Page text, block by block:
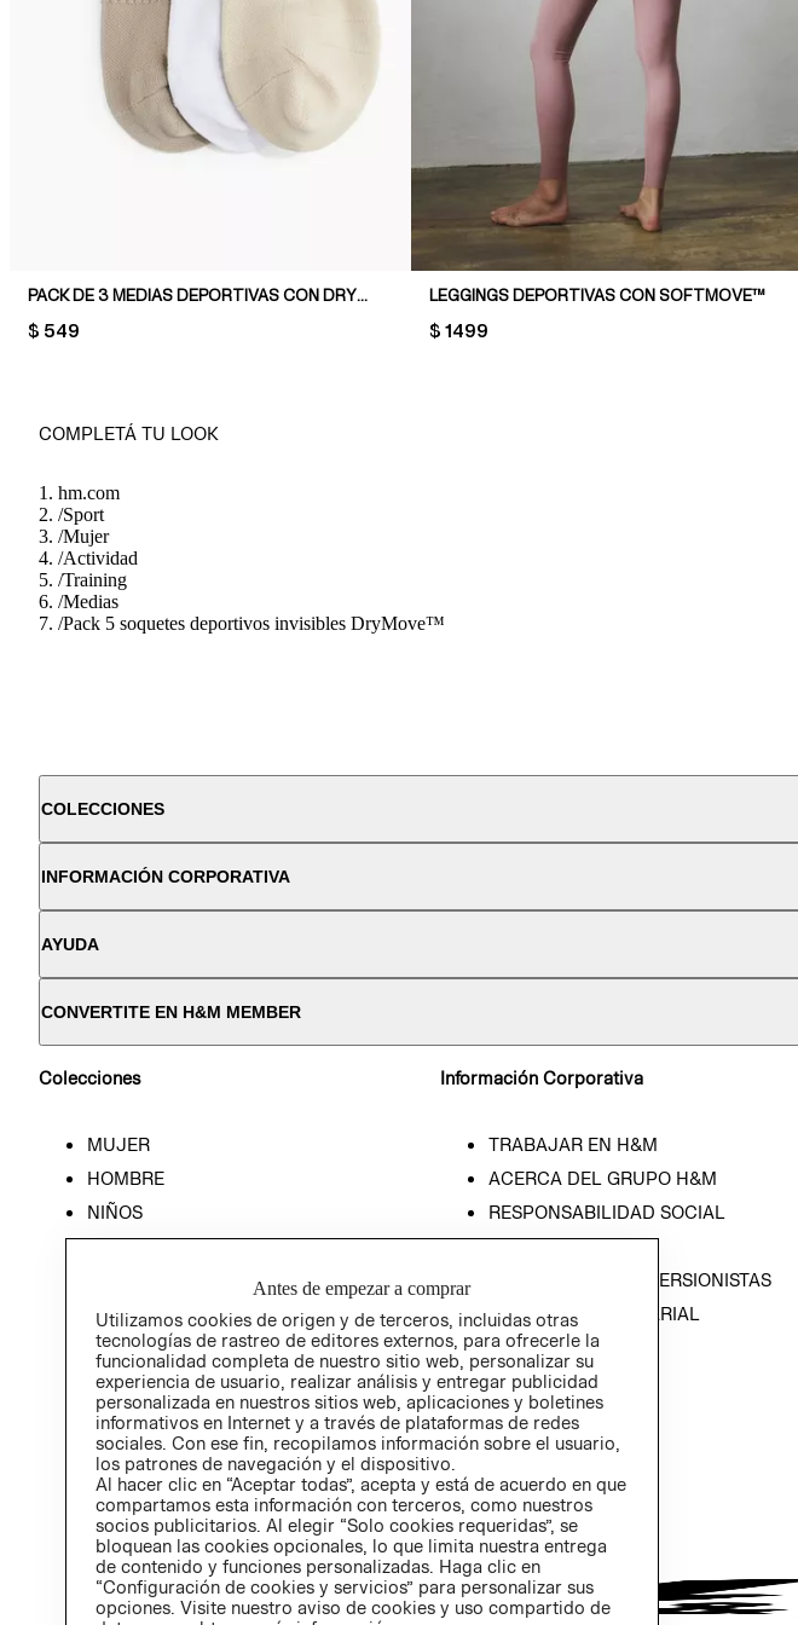
PACK DE 3 MEDIAS DEPORTIVAS CON DRYMOVE™
PRICE:
$ 549
LEGGINGS DEPORTIVAS CON SOFTMOVE™
PRICE:
$ 1499
COMPLETÁ TU LOOK
hm.com
/Sport
/Mujer
/Actividad
/Training
/Medias
/Pack 5 soquetes deportivos invisibles DryMove™
COLECCIONES
INFORMACIÓN CORPORATIVA
AYUDA
CONVERTITE EN H&M MEMBER
Colecciones
MUJER
HOMBRE
NIÑOS
HOME
Información Corporativa
TRABAJAR EN H&M
ACERCA DEL GRUPO H&M
RESPONSABILIDAD SOCIAL
PRENSA
RELACIÓN CON INVERSIONISTAS
POLÍTICA EMPRESARIAL
Antes de empezar a comprar
Utilizamos cookies de origen y de terceros, incluidas otras
tecnologías de rastreo de editores externos, para ofrecerle la
funcionalidad completa de nuestro sitio web, personalizar su
experiencia de usuario, realizar análisis y entregar publicidad
personalizada en nuestros sitios web, aplicaciones y boletines
informativos en Internet y a través de plataformas de redes
sociales. Con ese fin, recopilamos información sobre el usuario,
los patrones de navegación y el dispositivo.
Al hacer clic en “Aceptar todas”, acepta y está de acuerdo en que
compartamos esta información con terceros, como nuestros
socios publicitarios. Al elegir “Solo cookies requeridas”, se
bloquean las cookies opcionales, lo que limita nuestra entrega
de contenido y funciones personalizadas. Haga clic en
“Configuración de cookies y servicios” para personalizar sus
opciones. Visite nuestro aviso de cookies y uso compartido de